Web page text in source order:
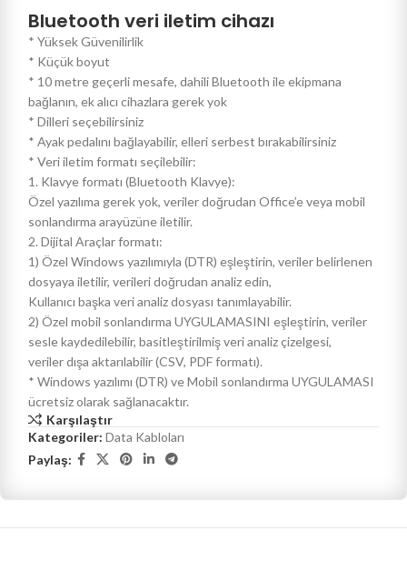
Bluetooth veri iletim cihazı
* Yüksek Güvenilirlik
* Küçük boyut
* 10 metre geçerli mesafe, dahili Bluetooth ile ekipmana
bağlanın, ek alıcı cihazlara gerek yok
* Dilleri seçebilirsiniz
* Ayak pedalını bağlayabilir, elleri serbest bırakabilirsiniz
* Veri iletim formatı seçilebilir:
1. Klavye formatı (Bluetooth Klavye):
Özel yazılıma gerek yok, veriler doğrudan Office’e veya mobil
sonlandırma arayüzüne iletilir.
2. Dijital Araçlar formatı:
1) Özel Windows yazılımıyla (DTR) eşleştirin, veriler belirlenen
dosyaya iletilir, verileri doğrudan analiz edin,
Kullanıcı başka veri analiz dosyası tanımlayabilir.
2) Özel mobil sonlandırma UYGULAMASINI eşleştirin, veriler
sesle kaydedilebilir, basitleştirilmiş veri analiz çizelgesi,
veriler dışa aktarılabilir (CSV, PDF formatı).
* Windows yazılımı (DTR) ve Mobil sonlandırma UYGULAMASI
ücretsiz olarak sağlanacaktır.
Karşılaştır
Kategoriler: Data Kabloları
Paylaş: